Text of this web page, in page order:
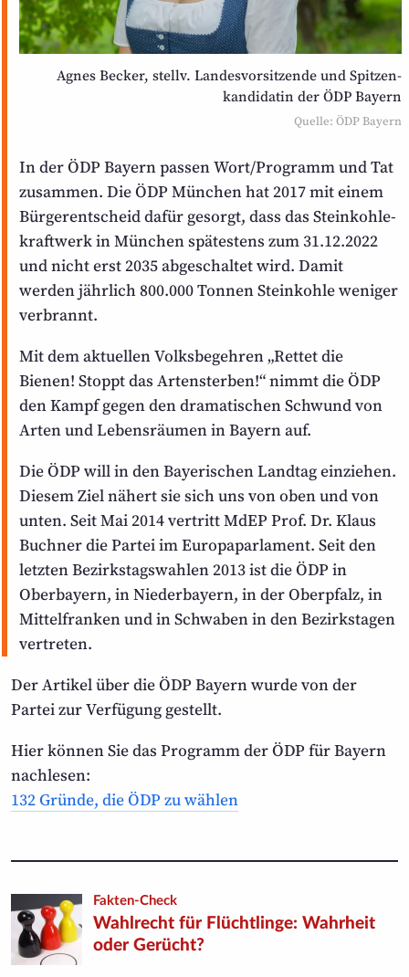
Agnes Becker, stellv. Landes­vorsitzende und Spitzen­
kandidatin der ÖDP Bayern
Quelle: ÖDP Bayern
In der ÖDP Bayern passen Wort/Programm und Tat
zusammen. Die ÖDP München hat 2017 mit einem
Bürger­entscheid dafür gesorgt, dass das Stein­kohle­
kraftwerk in München spätestens zum 31.12.2022
und nicht erst 2035 abgeschaltet wird. Damit
werden jährlich 800.000 Tonnen Steinkohle weniger
verbrannt.
Mit dem aktuellen Volks­begehren„Rettet die
Bienen! Stoppt das Artensterben!“nimmt die ÖDP
den Kampf gegen den dramatischen Schwund von
Arten und Lebensräumen in Bayern auf.
Die ÖDP will in den Bayerischen Landtag einziehen.
Diesem Ziel nähert sie sich uns von oben und von
unten. Seit Mai 2014 vertritt MdEP Prof. Dr. Klaus
Buchner die Partei im Europa­parlament. Seit den
letzten Bezirkstags­wahlen 2013 ist die ÖDP in
Oberbayern, in Niederbayern, in der Oberpfalz, in
Mittel­franken und in Schwaben in den Bezirks­tagen
vertreten.
Der Artikel über die ÖDP Bayern wurde von der
Partei zur Verfügung gestellt.
Hier können Sie das Programm der ÖDP für Bayern
nachlesen:
132 Gründe, die ÖDP zu wählen
Fakten-Check
Wahlrecht für Flüchtlinge: Wahrheit
oder Gerücht?